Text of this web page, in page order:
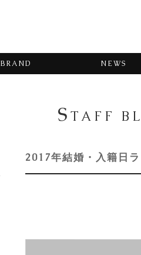
BRAND NEWS
S TAFF
2017年結婚・入籍日